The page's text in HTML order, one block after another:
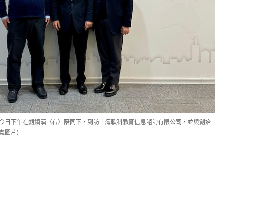
日下午在劉鎮漢（右）陪同下，到訪上海軟科教育信息諮詢有限公司，並與創始
圖片)